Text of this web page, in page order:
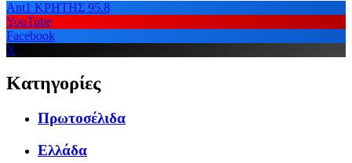
Ant1 ΚΡΗΤΗΣ 95.8
YouTube
Facebook
X
Κατηγορίες
Πρωτοσέλιδα
Ελλάδα